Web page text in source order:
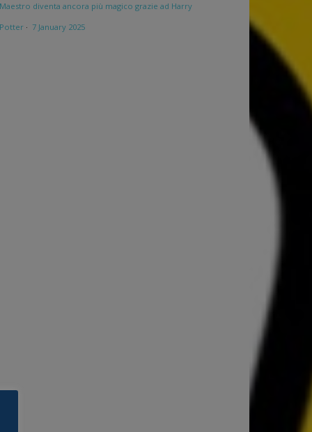
Maestro diventa ancora più magico grazie ad Harry
Potter · 7 January 2025